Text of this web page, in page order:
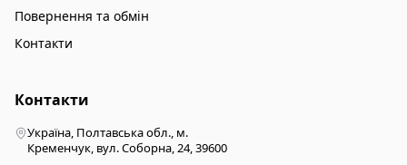
Повернення та обмін
Контакти
Контакти
Україна, Полтавська обл., м.
Кременчук, вул. Соборна, 24, 39600